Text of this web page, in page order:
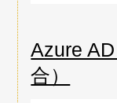
Azure
合）